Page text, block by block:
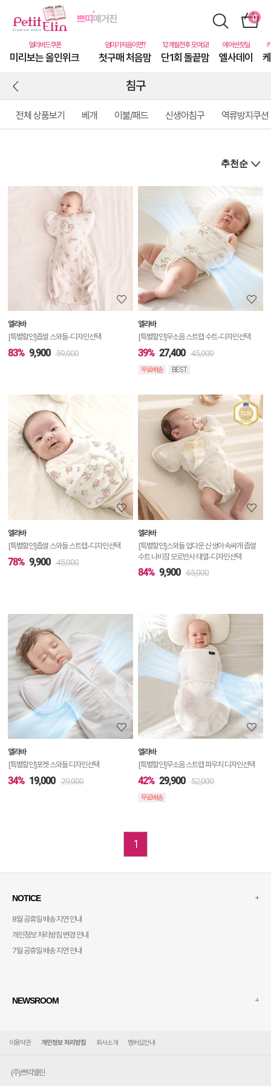
미리보는 올인위크 첫구매 처음맘 단1회 돌끝맘 엘사데이
침구
전체 상품보기 베개 이불/패드 신생아침구 역류방지쿠션
세
정
보
보
기
엘라바
[특별할인]좁쌀 스와들-디자인선택
83% 9,900 59,000
엘라바
[특별할인]무소음 스트랩 수트-디자인선택
39% 27,400 45,000
무료배송 BEST
상
세
정
보
보
기
엘라바
[특별할인]좁쌀 스와들 스트랩-디자인선택
78% 9,900 45,000
엘라바
[특별할인]스와들 업다운 신생아 속싸개 좁쌀
수트 나비잠 모로반사 태열-디자인선택
84% 9,900 65,000
품
상
세
보
보
기
엘라바
[특별할인]포켓 스와들 디자인선택
34% 19,000 29,000
엘라바
[특별할인]무소음 스트랩 파우치 디자인선택
42% 29,900 52,000
무료배송
1
NOTICE
8월 공휴일 배송 지연 안내
개인정보 처리방침 변경 안내
7월 공휴일 배송 지연 안내
+
NEWSROOM +
이용약관 개인정보 처리방침 회사소개 멤버십안내
(주)쁘띠엘린